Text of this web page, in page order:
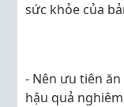
sức khỏe của
- Nên ưu tiên
hậu quả